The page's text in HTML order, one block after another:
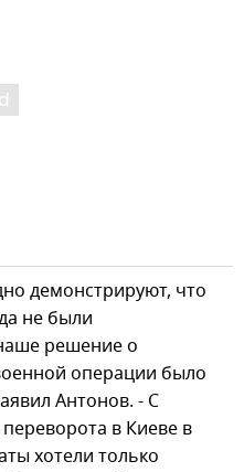
демонстрируют, что
не были
решение о
операции было
Антонов. - С
в Киеве в
хотели только